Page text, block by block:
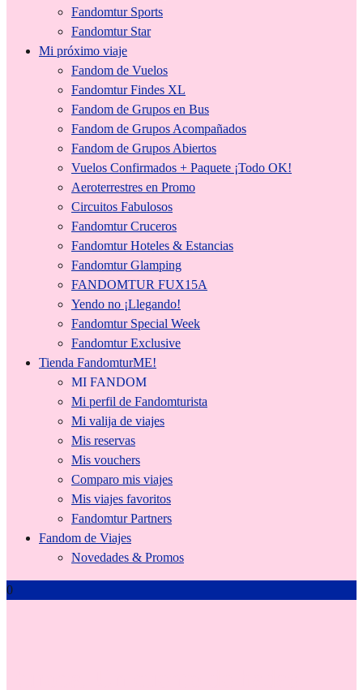
Fandomtur Sports
Fandomtur Star
Mi próximo viaje
Fandom de Vuelos
Fandomtur Findes XL
Fandom de Grupos en Bus
Fandom de Grupos Acompañados
Fandom de Grupos Abiertos
Vuelos Confirmados + Paquete ¡Todo OK!
Aeroterrestres en Promo
Circuitos Fabulosos
Fandomtur Cruceros
Fandomtur Hoteles & Estancias
Fandomtur Glamping
FANDOMTUR FUX15A
Yendo no ¡Llegando!
Fandomtur Special Week
Fandomtur Exclusive
Tienda FandomturME!
MI FANDOM
Mi perfil de Fandomturista
Mi valija de viajes
Mis reservas
Mis vouchers
Comparo mis viajes
Mis viajes favoritos
Fandomtur Partners
Fandom de Viajes
Novedades & Promos
0